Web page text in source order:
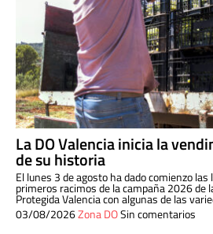
La DO Valencia inicia la
de su historia
El lunes 3 de agosto ha dado comienzo
primeros racimos de la campaña 2026 de
Protegida Valencia con algunas de las
03/08/2026Zona DOSin comentarios